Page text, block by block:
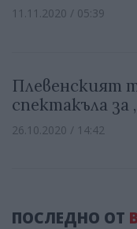
11.11.2020 / 05:39
Плевенският
спектакъла
26.10.2020 / 14:42
ПОСЛЕДНО ОТ